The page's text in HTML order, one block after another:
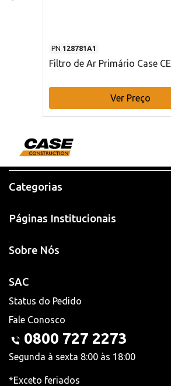
PN 128781A1
Filtro de Ar Primário Case CE
Ver Preço
Categorias
Páginas Institucionais
Sobre Nós
SAC
Status do Pedido
Fale Conosco
0800 727 2273
Segunda à sexta 8:00 às 18:00
*Exceto feriados